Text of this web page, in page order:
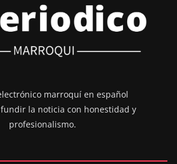
marroquí en español
la noticia con honestidad y
profesionalismo.